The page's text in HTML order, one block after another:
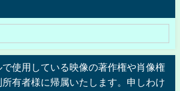
使用している映像の著作権や肖像権
有者様に帰属いたします。申しわけ